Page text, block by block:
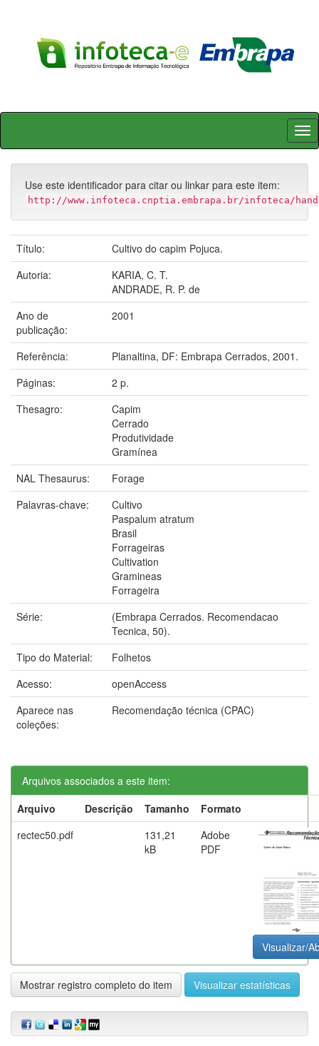
Skip
Use este identificador para citar ou linkar para este item:
http://www.infoteca.cnptia.embrapa.br/infoteca/
Título:
Cultivo do capim Pojuca.
Autoria:
KARIA, C. T.
ANDRADE, R. P. de
Ano de
publicação:
2001
Referência:
Planaltina, DF: Embrapa Cerrados, 2001.
Páginas:
2 p.
Thesagro:
Capim
Cerrado
Produtividade
Gramínea
NAL Thesaurus:
Forage
Palavras-chave:
Cultivo
Paspalum atratum
Brasil
Forrageiras
Cultivation
Gramineas
Forrageira
Série:
(Embrapa Cerrados. Recomendacao
Tecnica, 50).
Tipo do Material:
Folhetos
Acesso:
openAccess
Aparece nas
coleções:
Recomendação técnica (CPAC)
Arquivos associados a este item:
Arquivo
Descrição Tamanho
Formato
rectec50.pdf
131,21
kB
Adobe
PDF
Visualizar/
Mostrar registro completo do item Visualizar estatísticas